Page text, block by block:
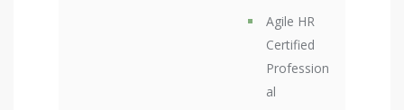
Agile HR
Certified
Profession
al